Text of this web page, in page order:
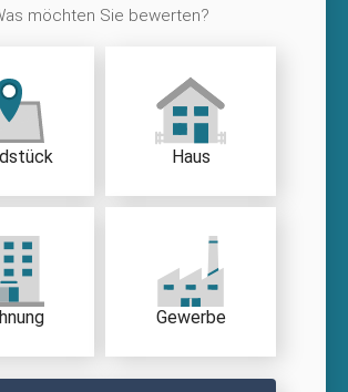
möchten Sie bewerten?
Haus
Gewerbe